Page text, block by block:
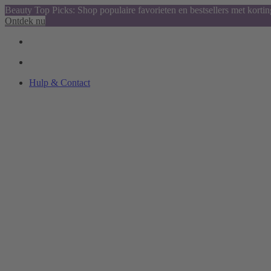
Beauty Top Picks: Shop populaire favorieten en bestsellers met
Ontdek nu
Hulp & Contact